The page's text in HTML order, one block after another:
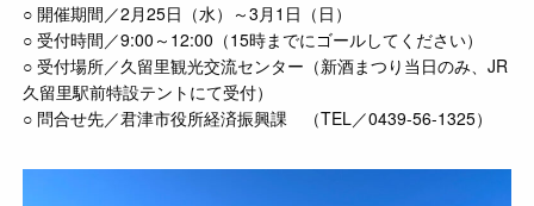
○ 開催期間／2月25日（水）～3月1日（日）
○ 受付時間／9:00～12:00（15時までにゴールしてください）
○ 受付場所／久留里観光交流センター（新酒まつり当日のみ、JR
久留里駅前特設テントにて受付）
○ 問合せ先／君津市役所経済振興課 （TEL／0439-56-1325）